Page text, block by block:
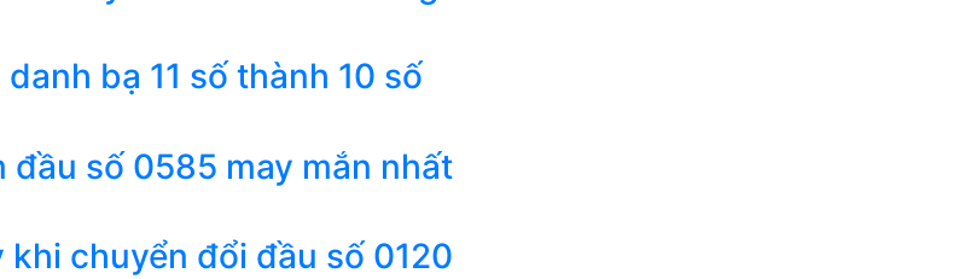
bạ 11 số thành 10 số
số 0585 may mắn nhất
chuyển đổi đầu số 0120